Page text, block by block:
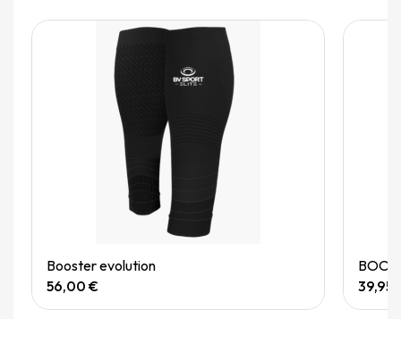
Quick View
Booster evolution
56,00 €
39,95